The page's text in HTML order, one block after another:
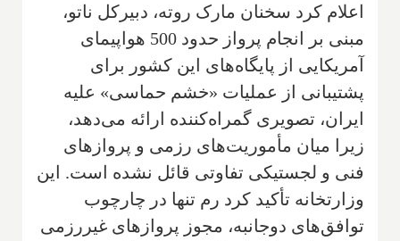
اعلام کرد سخنان مارک روته، دبیرکل ناتو،
مبنی بر انجام پرواز حدود 500 هواپیمای
آمریکایی از پایگاه‌های این کشور برای
پشتیبانی از عملیات «خشم حماسی» علیه
ایران، تصویری گمراه‌کننده ارائه می‌دهد،
زیرا میان مأموریت‌های رزمی و پروازهای
فنی و لجستیکی تفاوتی قائل نشده است. این
وزارتخانه تأکید کرد رم تنها در چارچوب
توافق‌های دوجانبه، مجوز پروازهای غیررزمی